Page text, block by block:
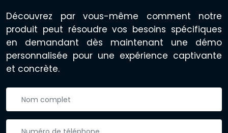
Découvrez par vous-même comment notre
produit peut résoudre vos besoins spécifiques
en demandant dès maintenant une démo
personnalisée pour une expérience captivante
et concrète.